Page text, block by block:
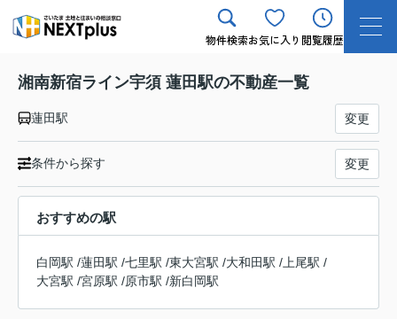
物件検索お気に入り 閲覧履歴
湘南新宿ライン宇須 蓮田駅の不動産一覧
蓮田駅 変更
条件から探す 変更
おすすめの駅
白岡駅 /蓮田駅 /七里駅 /東大宮駅 /大和田駅 / 上尾駅 /
大宮駅 /宮原駅 /原市駅 /新白岡駅